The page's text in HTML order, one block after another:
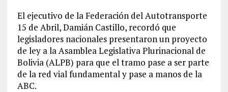
El ejecutivo de la Federación del Autotransporte
15 de Abril, Damián Castillo, recordó que
legisladores nacionales presentaron un proyecto
de ley a la Asamblea Legislativa Plurinacional de
Bolivia (ALPB) para que el tramo pase a ser parte
de la red vial fundamental y pase a manos de la
ABC.